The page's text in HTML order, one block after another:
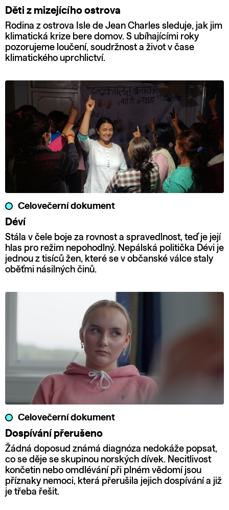
Děti z mizejícího ostrova
Rodina z ostrova Isle de Jean Charles sleduje, jak jim
klimatická krize bere domov. S ubíhajícími roky
pozorujeme loučení, soudržnost a život v čase
klimatického uprchlictví.
Celovečerní dokument
Déví
Stála v čele boje za rovnost a spravedlnost, teď je její
hlas pro režim nepohodlný. Nepálská politička Dévi je
jednou z tisíců žen, které se v občanské válce staly
oběťmi násilných činů.
Celovečerní dokument
Dospívání přerušeno
Žádná doposud známá diagnóza nedokáže popsat,
co se děje se skupinou norských dívek. Necitlivost
končetin nebo omdlévání při plném vědomí jsou
příznaky nemoci, která přerušila jejich dospívání a již
je třeba řešit.